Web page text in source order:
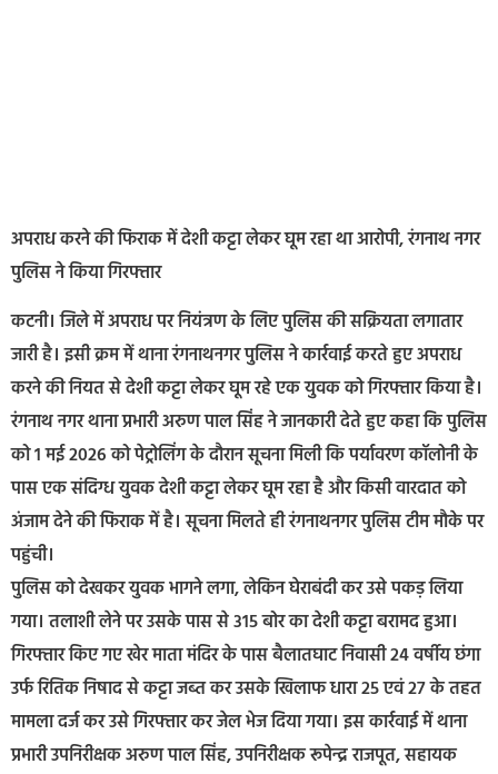
अपराध करने की फिराक में देशी कट्टा लेकर घूम रहा था आरोपी, रंगनाथ नगर
पुलिस ने किया गिरफ्तार
कटनी। जिले में अपराध पर नियंत्रण के लिए पुलिस की सक्रियता लगातार
जारी है। इसी क्रम में थाना रंगनाथनगर पुलिस ने कार्रवाई करते हुए अपराध
करने की नियत से देशी कट्टा लेकर घूम रहे एक युवक को गिरफ्तार किया है।
रंगनाथ नगर थाना प्रभारी अरुण पाल सिंह ने जानकारी देते हुए कहा कि पुलिस
को 1 मई 2026 को पेट्रोलिंग के दौरान सूचना मिली कि पर्यावरण कॉलोनी के
पास एक संदिग्ध युवक देशी कट्टा लेकर घूम रहा है और किसी वारदात को
अंजाम देने की फिराक में है। सूचना मिलते ही रंगनाथनगर पुलिस टीम मौके पर
पहुंची।
पुलिस को देखकर युवक भागने लगा, लेकिन घेराबंदी कर उसे पकड़ लिया
गया। तलाशी लेने पर उसके पास से 315 बोर का देशी कट्टा बरामद हुआ।
गिरफ्तार किए गए खेर माता मंदिर के पास बैलातघाट निवासी 24 वर्षीय छंगा
उर्फ रितिक निषाद से कट्टा जब्त कर उसके खिलाफ धारा 25 एवं 27 के तहत
मामला दर्ज कर उसे गिरफ्तार कर जेल भेज दिया गया। इस कार्रवाई में थाना
प्रभारी उपनिरीक्षक अरुण पाल सिंह, उपनिरीक्षक रूपेन्द्र राजपूत, सहायक